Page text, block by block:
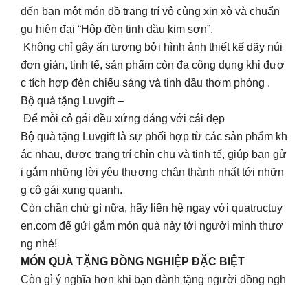
đến bạn một món đồ trang trí vô cùng xịn xò và chuẩn
gu hiện đại “Hộp đèn tinh dầu kim sơn”.
Không chỉ gây ấn tượng bởi hình ảnh thiết kế dãy núi
đơn giản, tinh tế, sản phẩm còn đa công dụng khi đượ
c tích hợp đèn chiếu sáng và tinh dầu thơm phòng .
Bộ quà tặng Luvgift –
Để mỗi cô gái đều xứng đáng với cái đẹp
Bộ quà tặng Luvgift là sự phối hợp từ các sản phẩm kh
ác nhau, được trang trí chỉn chu và tinh tế, giúp bạn gử
i gắm những lời yêu thương chân thành nhất tới nhữn
g cô gái xung quanh.
Còn chần chừ gì nữa, hãy liên hệ ngay với quatructuy
en.com để gửi gắm món quà này tới người mình thươ
ng nhé!
MÓN QUÀ TẶNG ĐỒNG NGHIỆP ĐẶC BIỆT
Còn gì ý nghĩa hơn khi bạn dành tặng người đồng ngh